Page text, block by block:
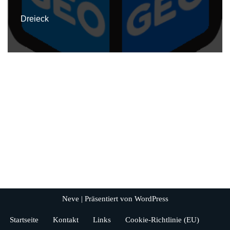
Dreieck
Neve | Präsentiert von WordPress
Startseite Kontakt Links Cookie-Richtlinie (EU)